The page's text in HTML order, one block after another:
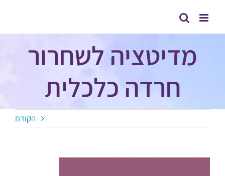
מדיטציה לשחרור
חרדה כלכלית
הקודם